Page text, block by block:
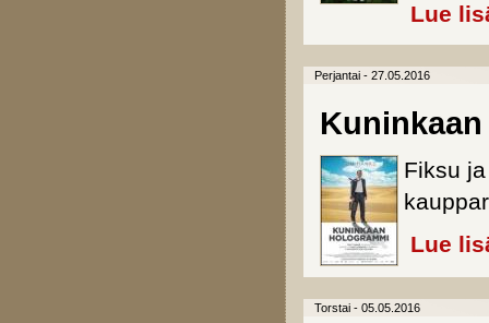
Lue
Perjantai - 27.05.2016
Fiksu
Lue
Torstai - 05.05.2016